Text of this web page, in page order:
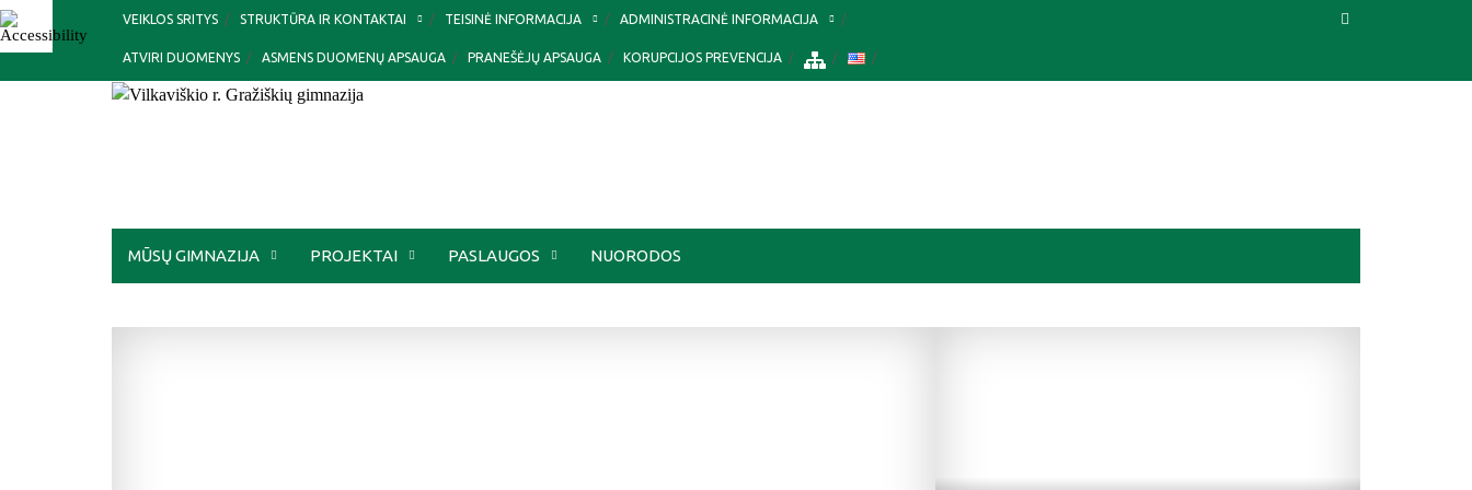
Skip
to
VEIKLOS SRITYS STRUKTŪRA IR KONTAKTAI TEISINĖ INFORMACIJA ADMINISTRACINĖ INFORMACIJA
ATVIRI DUOMENYS ASMENS DUOMENŲ APSAUGA PRANEŠĖJŲ APSAUGA KORUPCIJOS PREVENCIJA
MŪSŲ GIMNAZIJA PROJEKTAI PASLAUGOS NUORODOS